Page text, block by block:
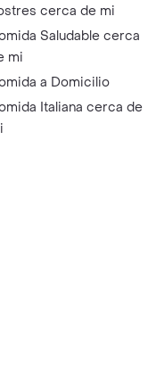
cerca de mi
Saludable cerca
mi
a Domicilio
Italiana cerca de